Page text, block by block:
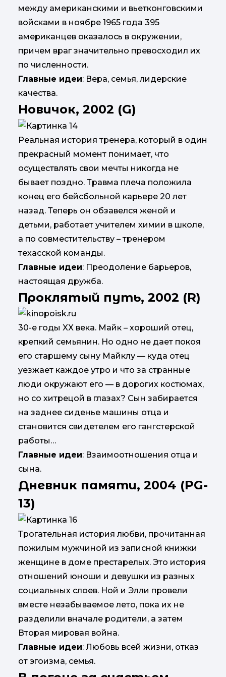
между американскими и вьетконговскими
войсками в ноябре 1965 года 395
американцев оказалось в окружении,
причем враг значительно превосходил их
по численности.
Главные идеи: Вера, семья, лидерские
качества.
Новичок, 2002 (G)
Реальная история тренера, который в один
прекрасный момент понимает, что
осуществлять свои мечты никогда не
бывает поздно. Травма плеча положила
конец его бейсбольной карьере 20 лет
назад. Теперь он обзавелся женой и
детьми, работает учителем химии в школе,
а по совместительству – тренером
техасской команды.
Главные идеи: Преодоление барьеров,
настоящая дружба.
Проклятый путь, 2002 (R)
30-е годы XX века. Майк – хороший отец,
крепкий семьянин. Но одно не дает покоя
его старшему сыну Майклу — куда отец
уезжает каждое утро и что за странные
люди окружают его — в дорогих костюмах,
но со хитрецой в глазах? Сын забирается
на заднее сиденье машины отца и
становится свидетелем его гангстерской
работы…
Главные идеи: Взаимоотношения отца и
сына.
Дневник памяти, 2004 (PG-
13)
Трогательная история любви, прочитанная
пожилым мужчиной из записной книжки
женщине в доме престарелых. Это история
отношений юноши и девушки из разных
социальных слоев. Ной и Элли провели
вместе незабываемое лето, пока их не
разделили вначале родители, а затем
Вторая мировая война.
Главные идеи: Любовь всей жизни, отказ
от эгоизма, семья.